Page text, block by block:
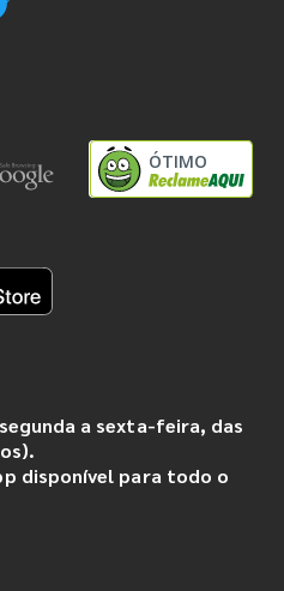
ÓTIMO
a sexta-feira, das
disponível para todo o